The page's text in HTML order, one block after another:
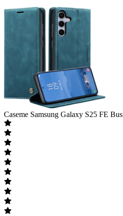
Caseme Samsung Galaxy S25 FE